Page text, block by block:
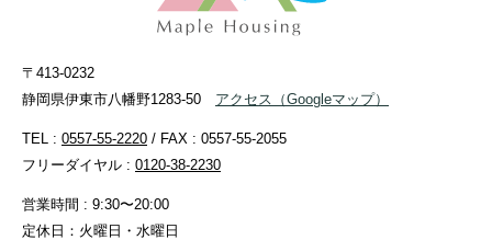
〒413-0232
静岡県伊東市八幡野1283-50
アクセス （Googleマップ）
TEL : 0557-55-2220 / FAX : 0557-55-2055
フリーダイヤル : 0120-38-2230
営業時間 : 9:30〜20:00
定休日：火曜日・水曜日